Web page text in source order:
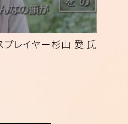
プレイヤー杉山 愛 氏